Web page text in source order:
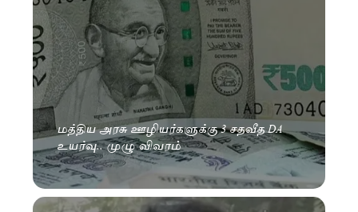
மத்திய அரசு ஊழியர்களுக்கு 3 சதவீத DA
உயர்வு.. முழு விவரம்